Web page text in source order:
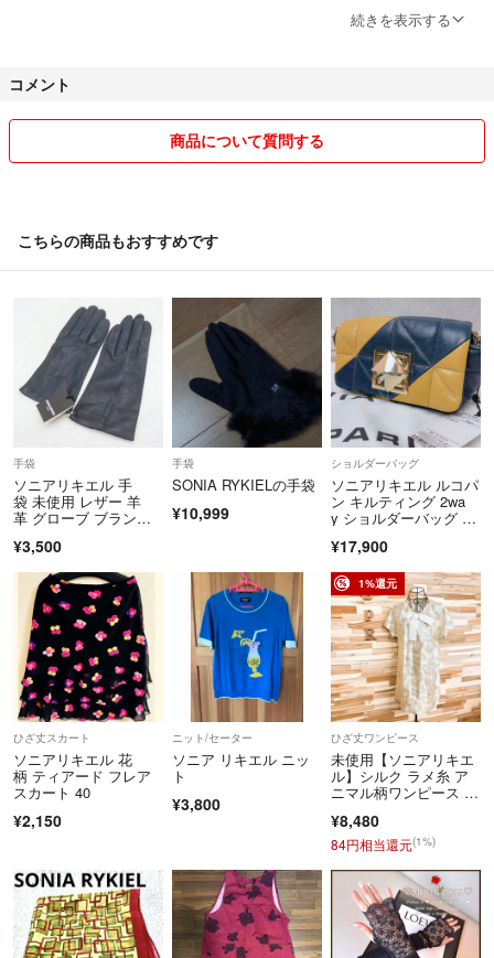
続きを表示する
コメント
商品について質問する
こちらの商品もおすすめです
手袋
ソニアリキエル 手
袋 未使用 レザー 羊
革 グローブ ブラン
イビー Sonia Rykiel
¥3,500
手袋
SONIA RYKIELの手袋
¥10,999
ショルダーバッグ
ソニアリキエル ルコパ
ン キルティング 2wa
y ショルダーバッグ チ
¥17,900
ひざ丈スカート
ソニアリキエル 花
柄 ティアード フレア
スカート 40
¥2,150
ニット/セーター
ソニア リキエル ニッ
ト
¥3,800
1%還元
ひざ丈ワンピース
未使用【ソニアリキエ
ル】シルク ラメ糸 ア
ニマル柄ワンピース リ
¥8,480
84円相当還元(1%)